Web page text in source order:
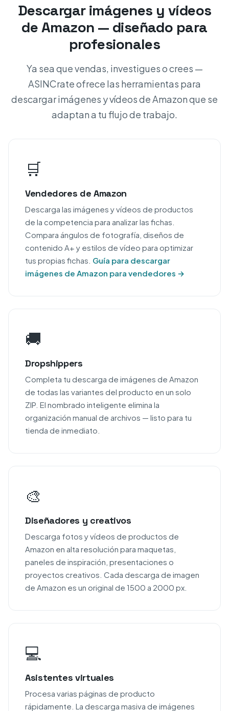
Descargar imágenes y vídeos
de Amazon — diseñado para
profesionales
Ya sea que vendas, investigues o crees —
ASINCrate ofrece las herramientas para
descargar imágenes y vídeos de Amazon que se
adaptan a tu flujo de trabajo.
🛒
Vendedores de Amazon
Descarga las imágenes y vídeos de productos
de la competencia para analizar las fichas.
Compara ángulos de fotografía, diseños de
contenido A+ y estilos de vídeo para optimizar
tus propias fichas. Guía para descargar
imágenes de Amazon para vendedores →
🚚
Dropshippers
Completa tu descarga de imágenes de Amazon
de todas las variantes del producto en un solo
ZIP. El nombrado inteligente elimina la
organización manual de archivos — listo para tu
tienda de inmediato.
🎨
Diseñadores y creativos
Descarga fotos y vídeos de productos de
Amazon en alta resolución para maquetas,
paneles de inspiración, presentaciones o
proyectos creativos. Cada descarga de imagen
de Amazon es un original de 1500 a 2000 px.
💻
Asistentes virtuales
Procesa varias páginas de producto
rápidamente. La descarga masiva de imágenes